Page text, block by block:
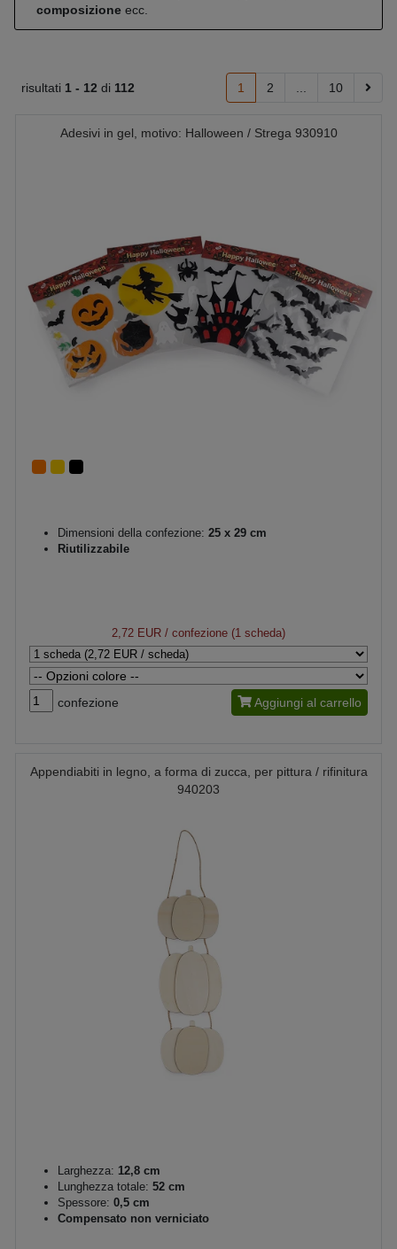
composizione ecc.
risultati 1 - 12 di 112 1 2 10
Adesivi in gel, motivo: Halloween / Strega 930910
Dimensioni della confezione: 25 x 29 cm
Riutilizzabile
2,72 EUR / confezione (1 scheda)
confezione Aggiungi al carrello
Appendiabiti in legno, a forma di zucca, per pittura / rifinitura
940203
Larghezza: 12,8 cm
Lunghezza totale: 52 cm
Spessore: 0,5 cm
Compensato non verniciato